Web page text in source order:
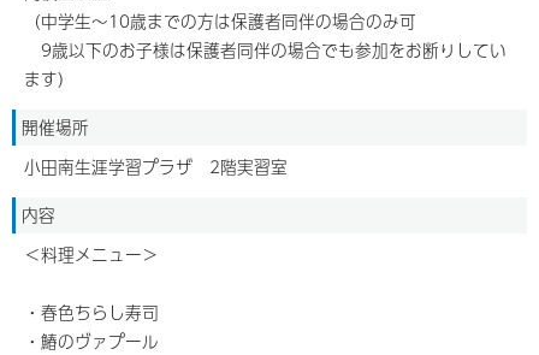
（中学生～10歳までの方は保護者同伴の場合のみ可
9歳以下のお子様は保護者同伴の場合でも参加をお断りしてい
ます）
開催場所
小田南生涯学習プラザ 2階実習室
内容
＜料理メニュー＞
・春色ちらし寿司
・鰆のヴァプール